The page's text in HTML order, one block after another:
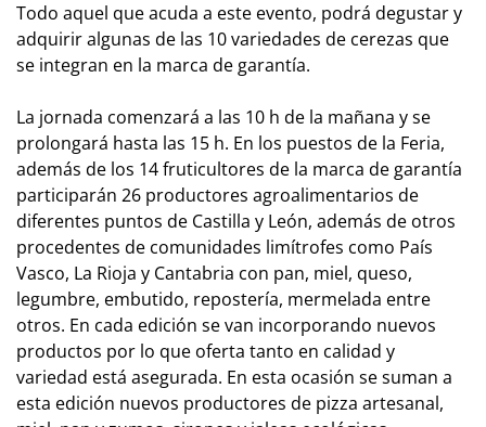
Todo aquel que acuda a este evento, podrá degustar y
adquirir algunas de las 10 variedades de cerezas que
se integran en la marca de garantía.
La jornada comenzará a las 10 h de la mañana y se
prolongará hasta las 15 h. En los puestos de la Feria,
además de los 14 fruticultores de la marca de garantía
participarán 26 productores agroalimentarios de
diferentes puntos de Castilla y León, además de otros
procedentes de comunidades limítrofes como País
Vasco, La Rioja y Cantabria con pan, miel, queso,
legumbre, embutido, repostería, mermelada entre
otros. En cada edición se van incorporando nuevos
productos por lo que oferta tanto en calidad y
variedad está asegurada. En esta ocasión se suman a
esta edición nuevos productores de pizza artesanal,